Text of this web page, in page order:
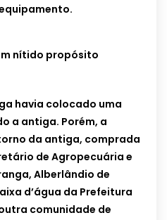
nítido propósito
havia colocado uma
a antiga. Porém, a
da antiga, comprada
de Agropecuária e
Alberlândio de
d’água da Prefeitura
comunidade de